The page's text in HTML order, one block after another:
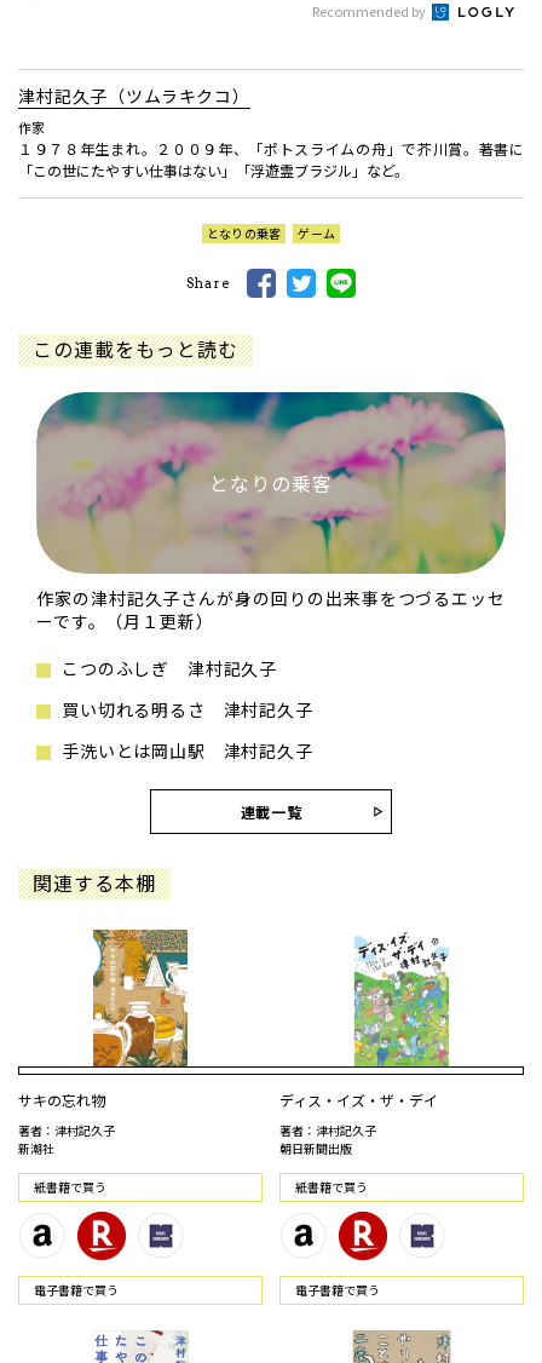
Recommended by
津村記久子（ツムラキクコ）
作家
１９７８年生まれ。２００９年、「ポトスライムの舟」で芥川賞。著書に
「この世にたやすい仕事はない」「浮遊霊ブラジル」など。
となりの乗客 ゲーム
Share
この連載をもっと読む
となりの乗客
作家の津村記久子さんが身の回りの出来事をつづるエッセ
ーです。（月１更新）
こつのふしぎ 津村記久子
買い切れる明るさ 津村記久子
手洗いとは岡山駅 津村記久子
連載一覧
関連する本棚
サキの忘れ物
著者：津村記久子
新潮社
紙書籍で買う
電⼦書籍で買う
ディス・イズ・ザ・デイ
著者：津村記久子
朝日新聞出版
紙書籍で買う
電⼦書籍で買う